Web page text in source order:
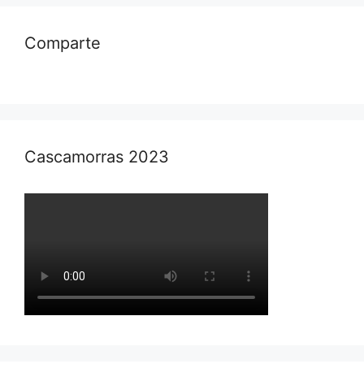
Comparte
Cascamorras 2023